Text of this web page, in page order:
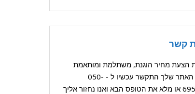
קשר
הצעת מחיר הוגנת, משתלמת ומותאמת
האתר שלך התקשר עכשיו ל - 050-
או מלא את הטופס הבא ואנו נחזור אליך